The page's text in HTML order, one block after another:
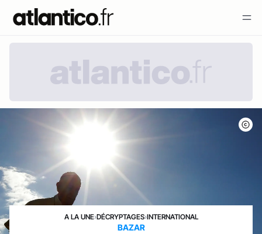
A LA UNE›DÉCRYPTAGES›INTERNATIONAL
BAZAR